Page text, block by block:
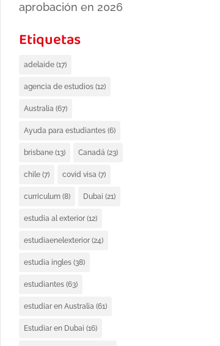
aprobación en 2026
Etiquetas
adelaide (17)
agencia de estudios (12)
Australia (67)
Ayuda para estudiantes (6)
brisbane (13) Canadá (23)
chile (7) covid visa (7)
curriculum (8) Dubai (21)
estudia al exterior (12)
estudiaenelexterior (24)
estudia ingles (38)
estudiantes (63)
estudiar en Australia (61)
Estudiar en Dubai (16)